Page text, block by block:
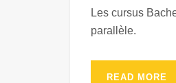
Les cursus
parallèle.
READ MORE